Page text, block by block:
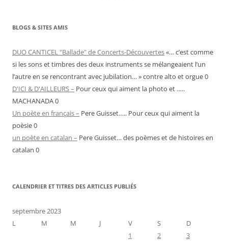
BLOGS & SITES AMIS
DUO CANTICEL "Ballade" de Concerts-Découvertes«… c’est comme
si les sons et timbres des deux instruments se mélangeaient l’un
l’autre en se rencontrant avec jubilation… » contre alto et orgue 0
D'ICI & D'AILLEURS – Pour ceux qui aiment la photo et …..
MACHANADA 0
Un poète en français – Pere Guisset….. Pour ceux qui aiment la
poèsie 0
un poète en catalan – Pere Guisset… des poèmes et de histoires en
catalan 0
CALENDRIER ET TITRES DES ARTICLES PUBLIÉS
septembre 2023
L
M M J V S
D
1
2
3